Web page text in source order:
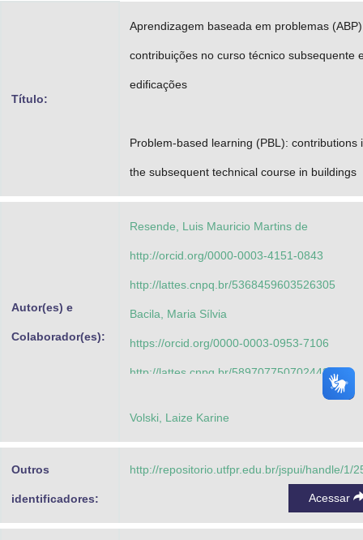
Título:
Aprendizagem baseada em problemas
contribuições no curso técnico subsequente
edificações
Problem-based learning (PBL): contributions
the subsequent technical course in buildings
Autor(es) e
Colaborador(es):
Resende, Luis Mauricio Martins de
http://orcid.org/0000-0003-4151-0843
http://lattes.cnpq.br/5368459603526305
Bacila, Maria Sílvia
https://orcid.org/0000-0003-0953-7106
http://lattes.cnpq.br/5897077507024436
Volski, Laize Karine
Outros
identificadores:
http://repositorio.utfpr.edu.br/jspui/handle/1/
Acessar